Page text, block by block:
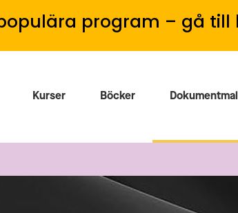
program – gå
Kurser Böcker